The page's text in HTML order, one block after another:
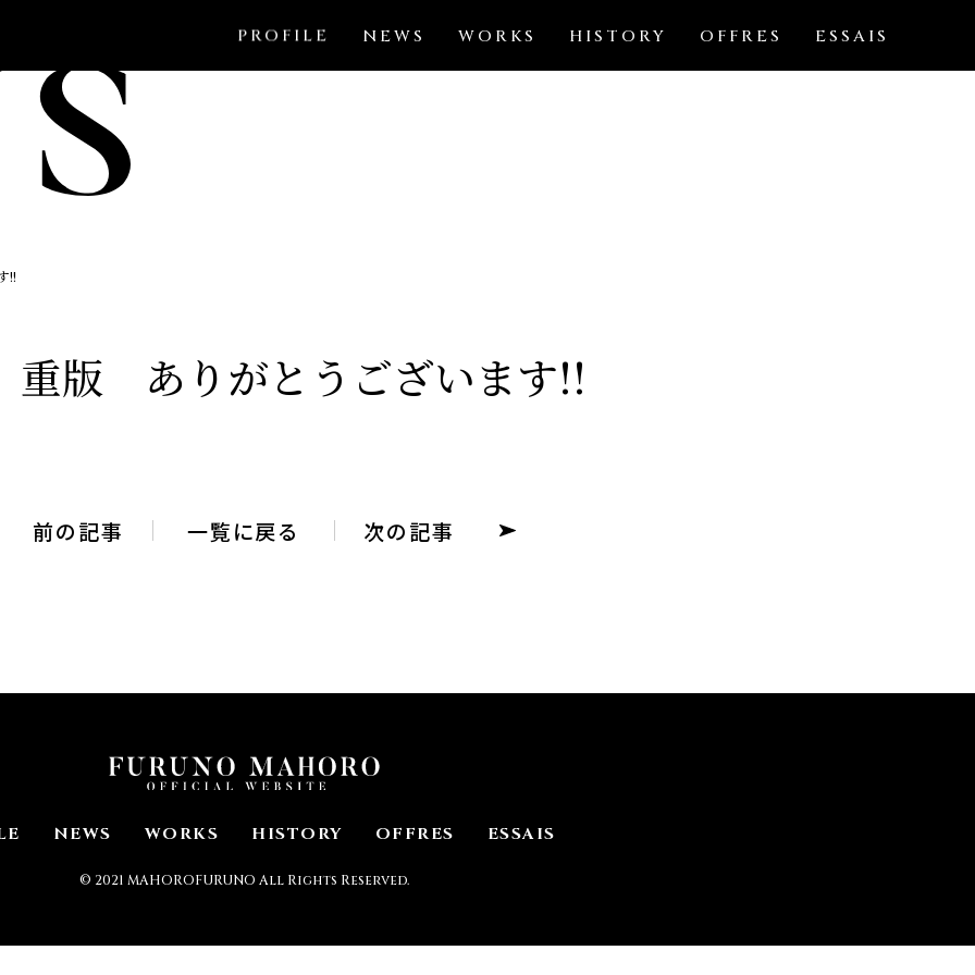
PROFILE NEWS WORKS HISTORY OFFRES ESSAIS
!!
重版 ありがとうございます!!
前の記事 一覧に戻る 次の記事
NEWS WORKS HISTORY OFFRES ESSAIS
© 2021 MAHOROFURUNO All Rights Reserved.